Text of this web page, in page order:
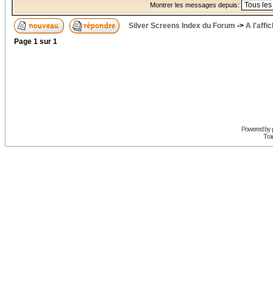
Montrer les messages depuis:
Silver Screens Index du Forum -> A
Page 1 sur 1
Powered by